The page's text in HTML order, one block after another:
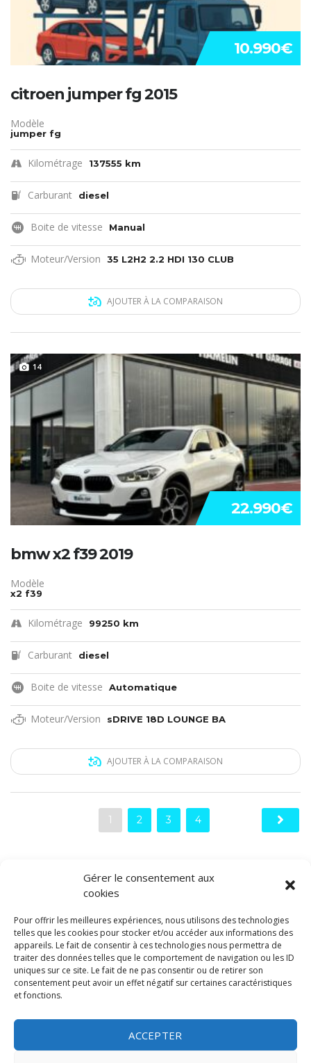
Gérer le consentement aux
cookies
Pour offrir les meilleures expériences, nous utilisons des technologies
telles que les cookies pour stocker et/ou accéder aux informations des
appareils. Le fait de consentir à ces technologies nous permettra de
traiter des données telles que le comportement de navigation ou les ID
uniques sur ce site. Le fait de ne pas consentir ou de retirer son
consentement peut avoir un effet négatif sur certaines caractéristiques
et fonctions.
ACCEPTER
10.990€
citroen jumper fg 2015
Modèle
jumper fg
Kilométrage 137555 km
Carburant diesel
Boite de vitesse Manual
Moteur/Version 35 L2H2 2.2 HDI 130 CLUB
AJOUTER À LA COMPARAISON
14
22.990€
bmw x2 f39 2019
Modèle
x2 f39
Kilométrage 99250 km
Carburant diesel
Boite de vitesse Automatique
Moteur/Version sDRIVE 18D LOUNGE BA
AJOUTER À LA COMPARAISON
1 2 3 4
Lundi - Vendredi :8h00 - 12h00 / 14h00 -18h30
Samedi :9h00 - 12h00 / 14h00 -17h00
Dimanche :Fermé
HORAIRES ATELIER